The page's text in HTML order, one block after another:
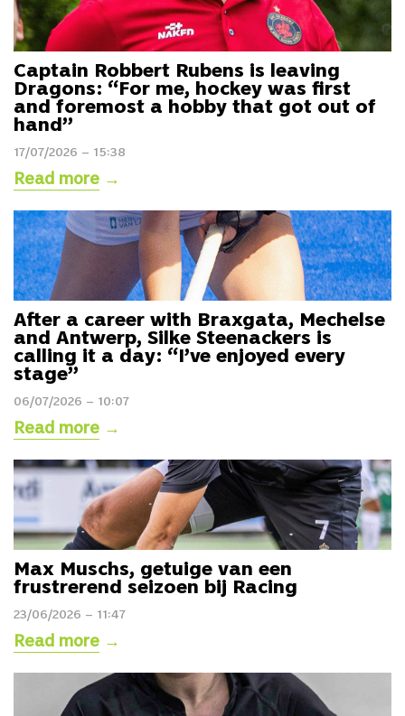
Captain Robbert Rubens is leaving
Dragons: “For me, hockey was first
and foremost a hobby that got out of
hand”
17/07/2026 – 15:38
Read more →
After a career with Braxgata, Mechelse
and Antwerp, Silke Steenackers is
calling it a day: “I’ve enjoyed every
stage”
06/07/2026 – 10:07
Read more →
Max Muschs, getuige van een
frustrerend seizoen bij Racing
23/06/2026 – 11:47
Read more →